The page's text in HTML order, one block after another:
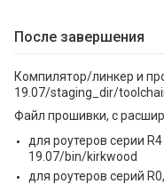
После завершения
Компилятор/линкер и
19.07/staging_dir/
Файл прошивки, с
для роутеров серии
19.07/bin/kirkwood
для роутеров серий